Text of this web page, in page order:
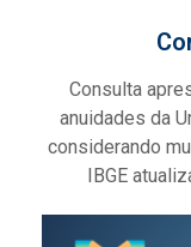
Consulta
anuidades da
considerando
IBGE